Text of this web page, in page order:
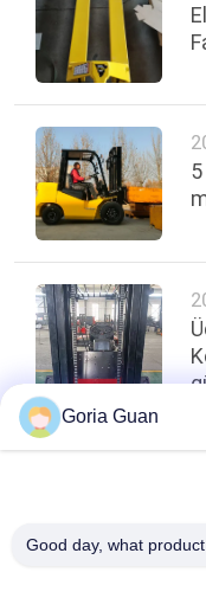
Goria Guan
Good day, what